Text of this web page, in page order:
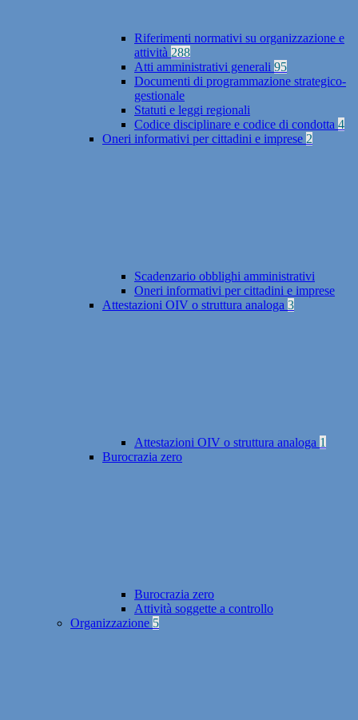
Riferimenti normativi su organizzazione e
attività 288
Atti amministrativi generali 95
Documenti di programmazione strategico-
gestionale
Statuti e leggi regionali
Codice disciplinare e codice di condotta 4
Oneri informativi per cittadini e imprese 2
Scadenzario obblighi amministrativi
Oneri informativi per cittadini e imprese
Attestazioni OIV o struttura analoga 3
Attestazioni OIV o struttura analoga 1
Burocrazia zero
Burocrazia zero
Attività soggette a controllo
Organizzazione 5